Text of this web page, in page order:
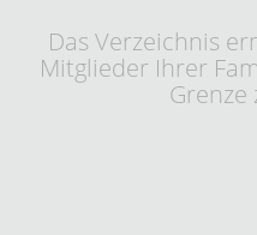
Das Verzeichnis
Mitglieder Ihrer
Grenze